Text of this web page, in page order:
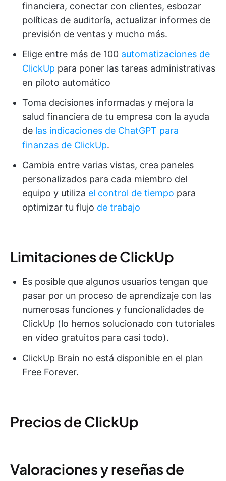
financiera, conectar con clientes, esbozar
políticas de auditoría, actualizar informes de
previsión de ventas y mucho más.
Elige entre más de 100 automatizaciones de
ClickUp para poner las tareas administrativas
en piloto automático
Toma decisiones informadas y mejora la
salud financiera de tu empresa con la ayuda
de las indicaciones de ChatGPT para
finanzas de ClickUp.
Cambia entre varias vistas, crea paneles
personalizados para cada miembro del
equipo y utiliza el control de tiempo para
optimizar tu flujo de trabajo
Limitaciones de ClickUp
Es posible que algunos usuarios tengan que
pasar por un proceso de aprendizaje con las
numerosas funciones y funcionalidades de
ClickUp (lo hemos solucionado con tutoriales
en vídeo gratuitos para casi todo).
ClickUp Brain no está disponible en el plan
Free Forever.
Precios de ClickUp
Valoraciones y reseñas de